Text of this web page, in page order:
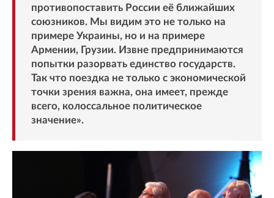
противопоставить России её ближайших
союзников. Мы видим это не только на
примере Украины, но и на примере
Армении, Грузии. Извне предпринимаются
попытки разорвать единство государств.
Так что поездка не только с экономической
точки зрения важна, она имеет, прежде
всего, колоссальное политическое
значение».